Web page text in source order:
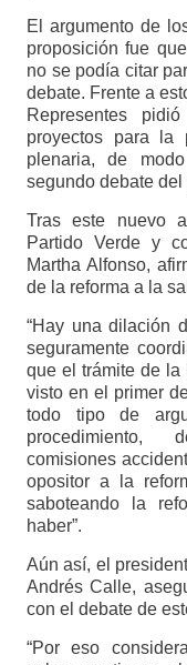
El argumento de
proposición fue
no se podía citar
debate. Frente a
Representes
proyectos para la
plenaria, de
segundo debate
Tras este nuevo
Partido Verde y
Martha Alfonso,
de la reforma a la
“Hay una dilación
seguramente
que el trámite de la
visto en el primer
todo tipo de
procedimiento,
comisiones
opositor a la
saboteando la
haber”.
Aún así, el
Andrés Calle,
con el debate de
“Por eso